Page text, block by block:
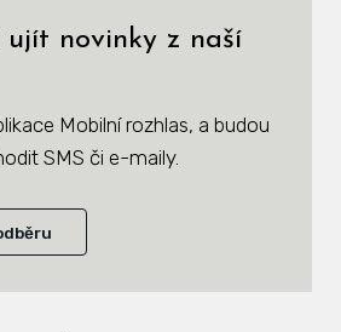
ujít novinky z naší
Mobilní rozhlas, a budou
SMS či e-maily.